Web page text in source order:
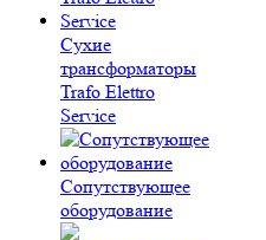
Сухие
трансформаторы
Trafo Elettro
Service
Сопутствующее
оборудование